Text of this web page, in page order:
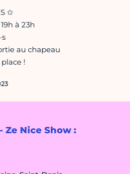
Ze Nice Show :
✩
à 23h
au chapeau
!